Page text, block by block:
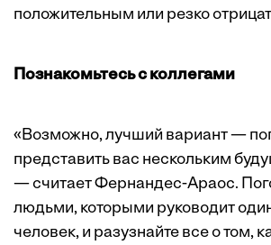
положительным или резко
Познакомьтесь с коллегами
«Возможно, лучший вариант —
представить вас нескольким
— считает Фернандес-Араос.
людьми, которыми руководит
человек, и разузнайте все о том,